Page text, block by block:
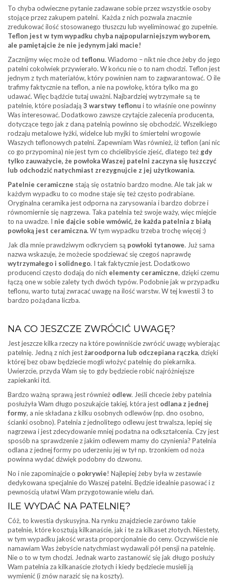
To chyba odwieczne pytanie zadawane sobie przez wszystkie osoby
stojące przez zakupem patelni. Każda z nich pozwala znacznie
zredukować ilość stosowanego tłuszczu lub wyeliminować go zupełnie.
Teflon jest w tym wypadku chyba najpopularniejszym wyborem,
ale pamiętajcie że nie jedynym jaki macie!
Zacznijmy więc może od teflonu. Wiadomo – nikt nie chce żeby do jego
patelni cokolwiek przywierało. W końcu nie o to nam chodzi. Teflon jest
jednym z tych materiałów, który powinien nam to zagwarantować. O ile
trafimy faktycznie na teflon, a nie na powłokę, która tylko ma go
udawać. Więc bądźcie tutaj uważni. Najbardziej wytrzymałe są te
patelnie, które posiadają 3 warstwy teflonu i to właśnie one powinny
Was interesować. Dodatkowo zawsze czytajcie zalecenia producenta,
dotyczące tego jak z daną patelnią powinno się obchodzić. Wszelkiego
rodzaju metalowe łyżki, widelce lub myjki to śmiertelni wrogowie
Waszych teflonowych patelni. Zapewniam Was również, iż teflon (ani nic
co go przypomina) nie jest tym co chcielibyście zjeść, dlatego teżgdy
tylko zauważycie, że powłoka Waszej patelni zaczyna się łuszczyć
lub odchodzić natychmiast zrezygnujcie z jej użytkowania.
Patelnie ceramiczne stają się ostatnio bardzo modne. Ale tak jak w
każdym wypadku to co modne staje się też często podrabiane.
Oryginalna ceramika jest odporna na zarysowania i bardzo dobrze i
równomiernie się nagrzewa. Taka patelnia też swoje waży, więc miejcie
to na uwadze. I nie dajcie sobie wmówić, że każda patelnia z białą
powłoką jest ceramiczna.W tym wypadku trzeba trochę więcej :)
Jak dla mnie prawdziwym odkryciem są powłoki tytanowe. Już sama
nazwa wskazuje, że możecie spodziewać się czegoś naprawdę
wytrzymałego i solidnego. I tak faktycznie jest. Dodatkowo
producenci często dodają do nich elementy ceramiczne, dzięki czemu
łączą one w sobie zalety tych dwóch typów. Podobnie jak w przypadku
teflonu, warto tutaj zwracać uwagę na ilość warstw. W tej kwestii 3 to
bardzo pożądana liczba.
NA CO JESZCZE ZWRÓCIĆ UWAGĘ?
Jest jeszcze kilka rzeczy na które powinniście zwrócić uwagę wybierając
patelnię. Jedną z nich jestżaroodporna lub odczepiana rączka, dzięki
której bez obaw będziecie mogli włożyć patelnię do piekarnika.
Uwierzcie, przyda Wam się to gdy będziecie robić najróżniejsze
zapiekanki itd.
Bardzo ważną sprawą jest również odlew. Jeśli chcecie żeby patelnia
posłużyła Wam długo poszukajcie takiej, która jest odlana z jednej
formy, a nie składana z kilku osobnych odlewów (np. dno osobno,
ścianki osobno). Patelnia z jednolitego odlewu jest trwalsza, lepiej się
nagrzewa i jest zdecydowanie mniej podatna na odkształcenia. Czy jest
sposób na sprawdzenie z jakim odlewem mamy do czynienia? Patelnia
odlana z jednej formy po uderzeniu jej w tył np. trzonkiem od noża
powinna wydać dźwięk podobny do dzwonu.
No i nie zapominajcie o pokrywie! Najlepiej żeby była w zestawie
dedykowana specjalnie do Waszej patelni. Będzie idealnie pasować i z
pewnością ułatwi Wam przygotowanie wielu dań.
ILE WYDAĆ NA PATELNIĘ?
Cóż, to kwestia dyskusyjna. Na rynku znajdziecie zarówno takie
patelnie, które kosztują kilkanaście, jak i te za kilkaset złotych. Niestety,
w tym wypadku jakość wrasta proporcjonalnie do ceny. Oczywiście nie
namawiam Was żebyście natychmiast wydawali pół pensji na patelnię.
Nie o to w tym chodzi. Jednak warto zastanowić się jak długo posłuży
Wam patelnia za kilkanaście złotych i kiedy będziecie musieli ją
wymienić (i znów narazić się na koszty).